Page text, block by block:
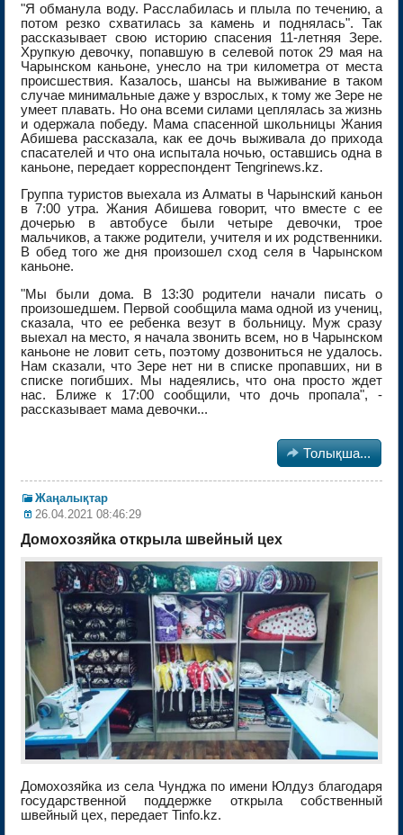
"Я обманула воду. Расслабилась и плыла по течению, а
потом резко схватилась за камень и поднялась". Так
рассказывает свою историю спасения 11-летняя Зере.
Хрупкую девочку, попавшую в селевой поток 29 мая на
Чарынском каньоне, унесло на три километра от места
происшествия. Казалось, шансы на выживание в таком
случае минимальные даже у взрослых, к тому же Зере не
умеет плавать. Но она всеми силами цеплялась за жизнь
и одержала победу. Мама спасенной школьницы Жания
Абишева рассказала, как ее дочь выживала до прихода
спасателей и что она испытала ночью, оставшись одна в
каньоне, передает корреспондент Tengrinews.kz.
Группа туристов выехала из Алматы в Чарынский каньон
в 7:00 утра. Жания Абишева говорит, что вместе с ее
дочерью в автобусе были четыре девочки, трое
мальчиков, а также родители, учителя и их родственники.
В обед того же дня произошел сход селя в Чарынском
каньоне.
"Мы были дома. В 13:30 родители начали писать о
произошедшем. Первой сообщила мама одной из учениц,
сказала, что ее ребенка везут в больницу. Муж сразу
выехал на место, я начала звонить всем, но в Чарынском
каньоне не ловит сеть, поэтому дозвониться не удалось.
Нам сказали, что Зере нет ни в списке пропавших, ни в
списке погибших. Мы надеялись, что она просто ждет
нас. Ближе к 17:00 сообщили, что дочь пропала", -
рассказывает мама девочки...
 Толықша...
Жаңалықтар
26.04.2021 08:46:29
Домохозяйка открыла швейный цех
Домохозяйка из села Чунджа по имени Юлдуз благодаря
государственной поддержке открыла собственный
швейный цех, передает Tinfo.kz.